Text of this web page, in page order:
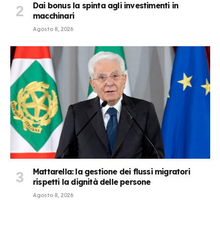
Dai bonus la spinta agli investimenti in
macchinari
Agosto 8, 2026
Mattarella: la gestione dei flussi migratori
rispetti la dignità delle persone
Agosto 8, 2026